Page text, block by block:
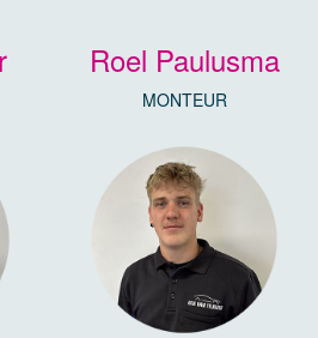
Roel Paulusma
MONTEUR